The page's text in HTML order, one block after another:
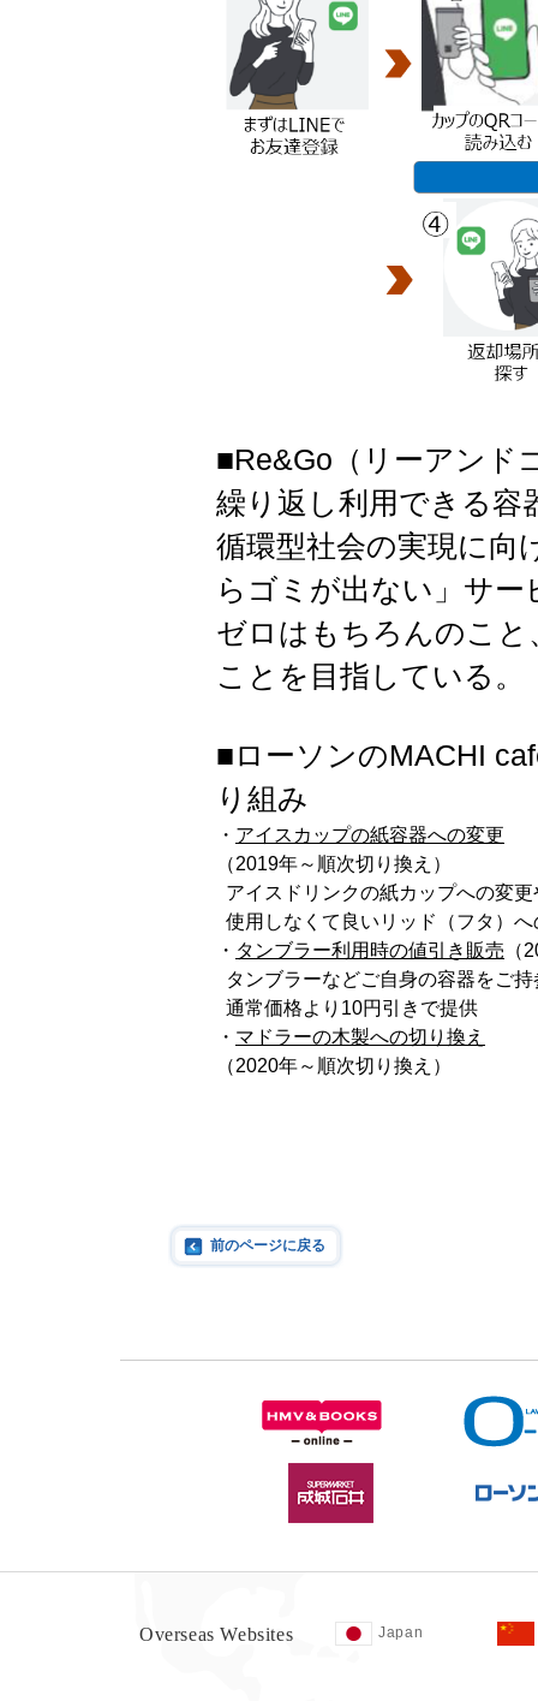
■Re&Go（リーアンド
繰り返し利用できる容
循環型社会の実現に向
らゴミが出ない」サ
ゼロはもちろんのこと
ことを目指している。
■ローソンのMACHI
り組み
・ アイスカップの紙容器への変更
（2019年～順次切り換え）
アイスドリンクの紙カップへの変
使用しなく て良いリッド（フタ）
・ タンブラー利用時の値引き販売 （
タンブラーなどご自身の容器をご
通常価格より10円引きで提供
・ マドラーの木製への切り換え
（2020年～順次切り換え）
前のページに戻る
Overseas Websites Japan